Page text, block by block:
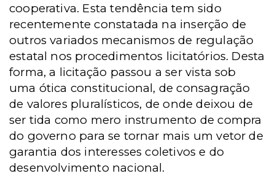
cooperativa. Esta tendência tem sido
recentemente constatada na inserção de
outros variados mecanismos de regulação
estatal nos procedimentos licitatórios. Desta
forma, a licitação passou a ser vista sob
uma ótica constitucional, de consagração
de valores pluralísticos, de onde deixou de
ser tida como mero instrumento de compra
do governo para se tornar mais um vetor de
garantia dos interesses coletivos e do
desenvolvimento nacional.